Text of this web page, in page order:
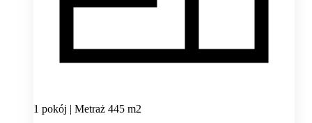
1 pokój | Metraż 445 m2